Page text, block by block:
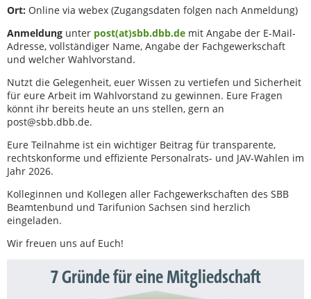
Ort: Online via webex (Zugangsdaten folgen nach Anmeldung)
Anmeldung unter post(at)sbb.dbb.de mit Angabe der E-Mail-
Adresse, vollständiger Name, Angabe der Fachgewerkschaft
und welcher Wahlvorstand.
Nutzt die Gelegenheit, euer Wissen zu vertiefen und Sicherheit
für eure Arbeit im Wahlvorstand zu gewinnen. Eure Fragen
könnt ihr bereits heute an uns stellen, gern an
post@sbb.dbb.de.
Eure Teilnahme ist ein wichtiger Beitrag für transparente,
rechtskonforme und effiziente Personalrats- und JAV-Wahlen im
Jahr 2026.
Kolleginnen und Kollegen aller Fachgewerkschaften des SBB
Beamtenbund und Tarifunion Sachsen sind herzlich
eingeladen.
Wir freuen uns auf Euch!
7 Gründe für eine Mitgliedschaft